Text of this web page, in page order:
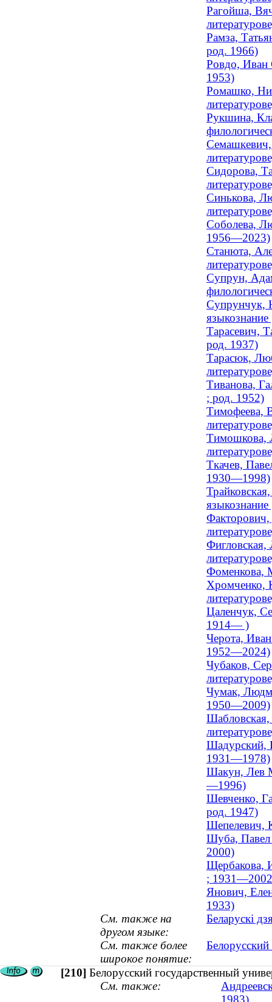
Рагойша,
Рамза,
род. 1966)
Ровдо, Иван
1953)
Ромашко,
Рукшина,
Сидорова,
Синькова,
Соболева,
1956—2023)
Станюта,
Супрун,
Супрунчук,
Тарасевич,
род. 1937)
Тарасюк,
Тиванова,
; род. 1952)
Тимофеева,
Тимошкова,
Ткачев,
1930—1998)
Факторович,
Фигловская,
Фоменкова,
Хромченко,
Цаленчук,
1914— )
Черота,
1952—2024)
Чубаков,
Чумак,
1950—2009)
Шабловская,
Шадурский,
1931—1978)
Шакун, Лев
—1996)
Шевченко,
род. 1947)
Шепелевич,
Шуба, Павел
2000)
Щербакова,
;
Янович,
1933)
См. также на
другом языке:
Беларускі
См. также более
широкое понятие:
[210] Белорусский государственный
См. также: